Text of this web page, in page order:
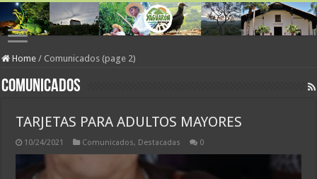
Home / Comunicados (page 2)
Comunicados
TARJETAS PARA ADULTOS MAYORES
10/24/2021 Comunicados, Destacadas 0